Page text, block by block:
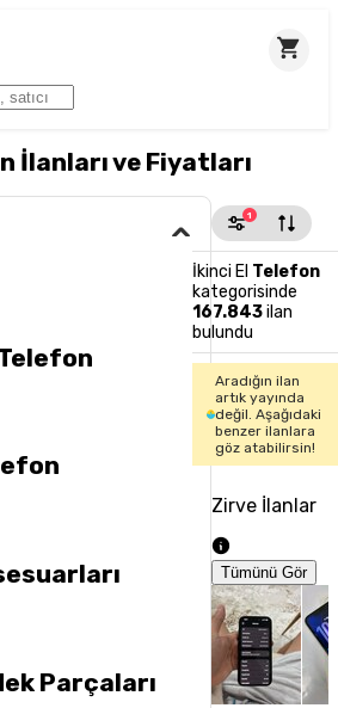
İlanları ve Fiyatları
Parçaları
1
İkinci El Telefon
kategorisinde
167.843ilan
bulundu
Aradığın ilan
artık yayında
değil. Aşağıdaki
benzer ilanlara
göz atabilirsin!
Zirve İlanlar
Tümünü Gör